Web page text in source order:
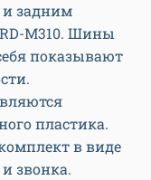
и задним
M310. Шины
показывают
пластика.
в виде
звонка.